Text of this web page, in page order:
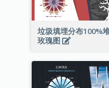
垃圾填埋分布100%
玫瑰图